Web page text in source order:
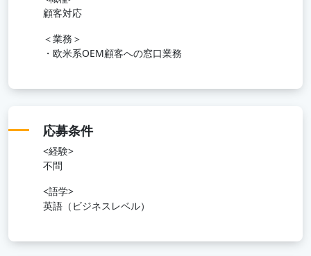
顧客対応
＜業務＞
・欧米系OEM顧客への窓口業務
応募条件
<経験>
不問
<語学>
英語（ビジネスレベル）